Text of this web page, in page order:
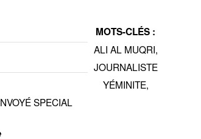
MOTS-CLÉS :
ALI AL MUQRI,
JOURNALISTE
YÉMINITE,
SPECIAL